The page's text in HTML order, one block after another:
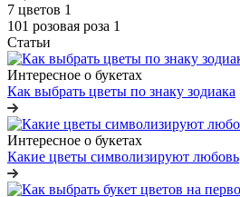
7 цветов 1
101 розовая роза 1
Статьи
Интересное о букетах
Как выбрать цветы по знаку зодиака
Интересное о букетах
Какие цветы символизируют любовь